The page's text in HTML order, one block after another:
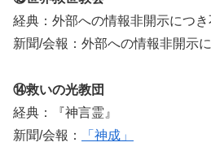
経典：外部への情報非開示につ
新聞/会報：外部への情報非開示
⑭救いの光教団
経典：『神言霊』
新聞/会報：
「神成」